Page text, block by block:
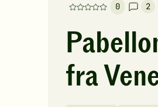
0
Denne
har
foreløpig
ingen
vurderinger.
Bli
2
fra